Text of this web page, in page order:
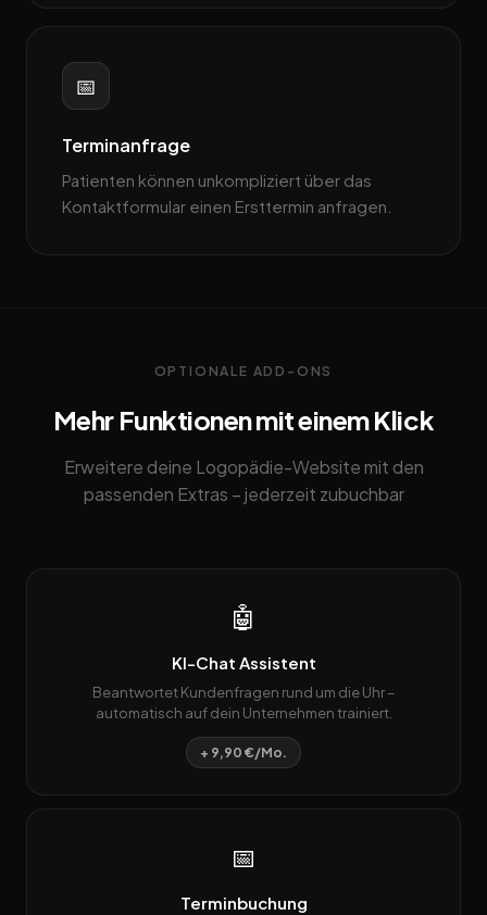
📅
Terminanfrage
Patienten können unkompliziert über das
Kontaktformular einen Ersttermin anfragen.
OPTIONALE ADD-ONS
Mehr Funktionen mit einem Klick
Erweitere deine Logopädie-Website mit den
passenden Extras – jederzeit zubuchbar
🤖
KI-Chat Assistent
Beantwortet Kundenfragen rund um die Uhr –
automatisch auf dein Unternehmen trainiert.
+ 9,90 €/Mo.
📅
Terminbuchung